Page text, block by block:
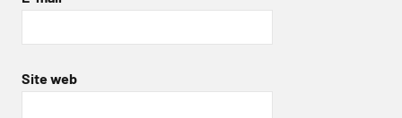
Site web